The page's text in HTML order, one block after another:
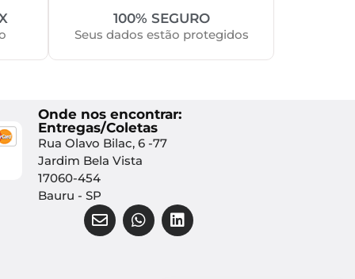
100% SEGURO
Seus dados estão protegidos
Onde nos encontrar:
Entregas/Coletas
Rua Olavo Bilac, 6 -77
Jardim Bela Vista
17060-454
Bauru - SP